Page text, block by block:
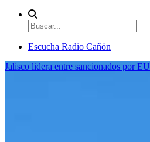
Escucha Radio Cañón
Jalisco lidera entre sancionados por EU